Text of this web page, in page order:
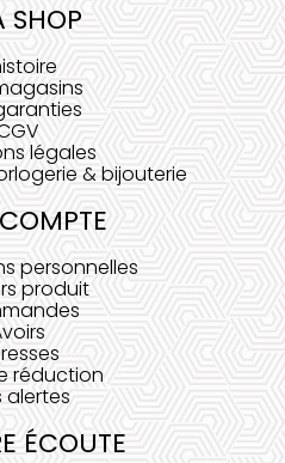
SHOP
légales
& bijouterie
personnelles
produit
réduction
alertes
ÉCOUTE